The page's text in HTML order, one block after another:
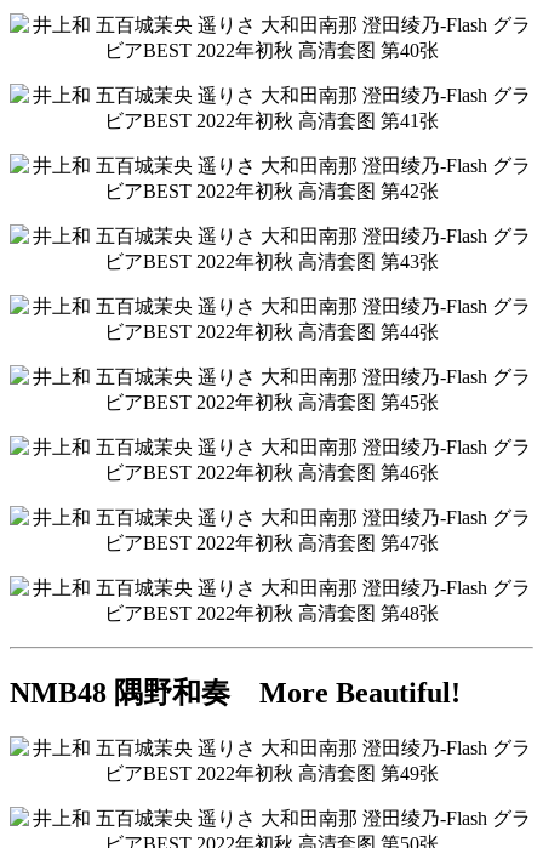
NMB48 隅野和奏 More Beautiful!